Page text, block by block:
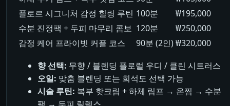
플로르 시그니처 감정 힐링 루틴 100분
₩195,000
수분 진정팩 + 두피 마무리 콤보 120분
₩250,000
감정 케어 프라이빗 커플 코스
90분 (2인)₩320,000
향 선택: 무향 / 블렌딩 플로럴 우디 / 클린 시트러스
오일: 맞춤 블렌딩 또는 희석도 선택 가능
시술 루틴: 복부 핫크림 + 하체 림프 → 온찜 → 수분